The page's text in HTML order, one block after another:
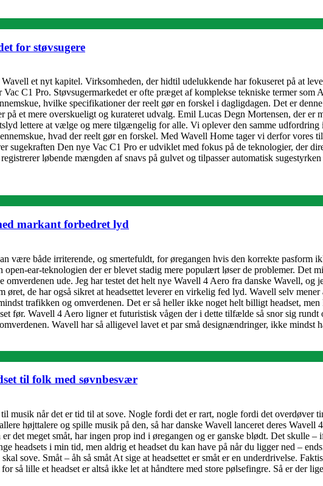
for støvsugere
et nyt kapitel. Virksomheden, der hidtil udelukkende har fokuseret på at
C1 Pro. Støvsugermarkedet er ofte præget af komplekse tekniske termer som
hvilke specifikationer der reelt gør en forskel i dagligdagen. Det er
et mere overskueligt og kurateret udvalg. Emil Lucas Degn Mortensen, der
lettere at vælge og mere tilgængelig for alle. Vi oplever den samme
hvad der reelt gør en forskel. Med Wavell Home tager vi derfor vores
sugekraften Den nye Vac C1 Pro er udviklet med fokus på de teknologier, der
løbende mængden af snavs på gulvet og tilpasser automatisk
markant forbedret lyd
være både irriterende, og smertefuldt, for øregangen hvis den korrekte pasform
ear-teknologien der er blevet stadig mere populært løser de problemer. Det
ude. Jeg har testet det helt nye Wavell 4 Aero fra danske Wavell, og
de har også sikret at headsettet leverer en virkelig fed lyd. Wavell selv
trafikken og omverdenen. Det er så heller ikke noget helt billigt headset,
før. Wavell 4 Aero ligner et futuristisk vågen der i dette tilfælde så snor sig
Wavell har så alligevel lavet et par små designændringer, ikke mindst
til folk med søvnbesvær
musik når det er tid til at sove. Nogle fordi det er rart, nogle fordi det overdøver
højttalere og spille musik på den, så har danske Wavell lanceret deres Wavell
det meget småt, har ingen prop ind i øregangen og er ganske blødt. Det skulle
headsets i min tid, men aldrig et headset du kan have på når du ligger ned –
sove. Småt – åh så småt At sige at headsettet er småt er en underdrivelse.
så lille et headset er altså ikke let at håndtere med store pølsefingre. Så er der